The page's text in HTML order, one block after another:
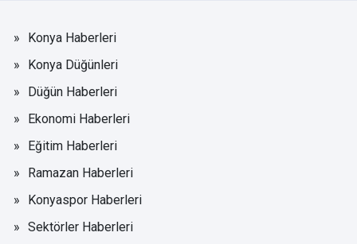
Konya Haberleri
Konya Düğünleri
Düğün Haberleri
Ekonomi Haberleri
Eğitim Haberleri
Ramazan Haberleri
Konyaspor Haberleri
Sektörler Haberleri